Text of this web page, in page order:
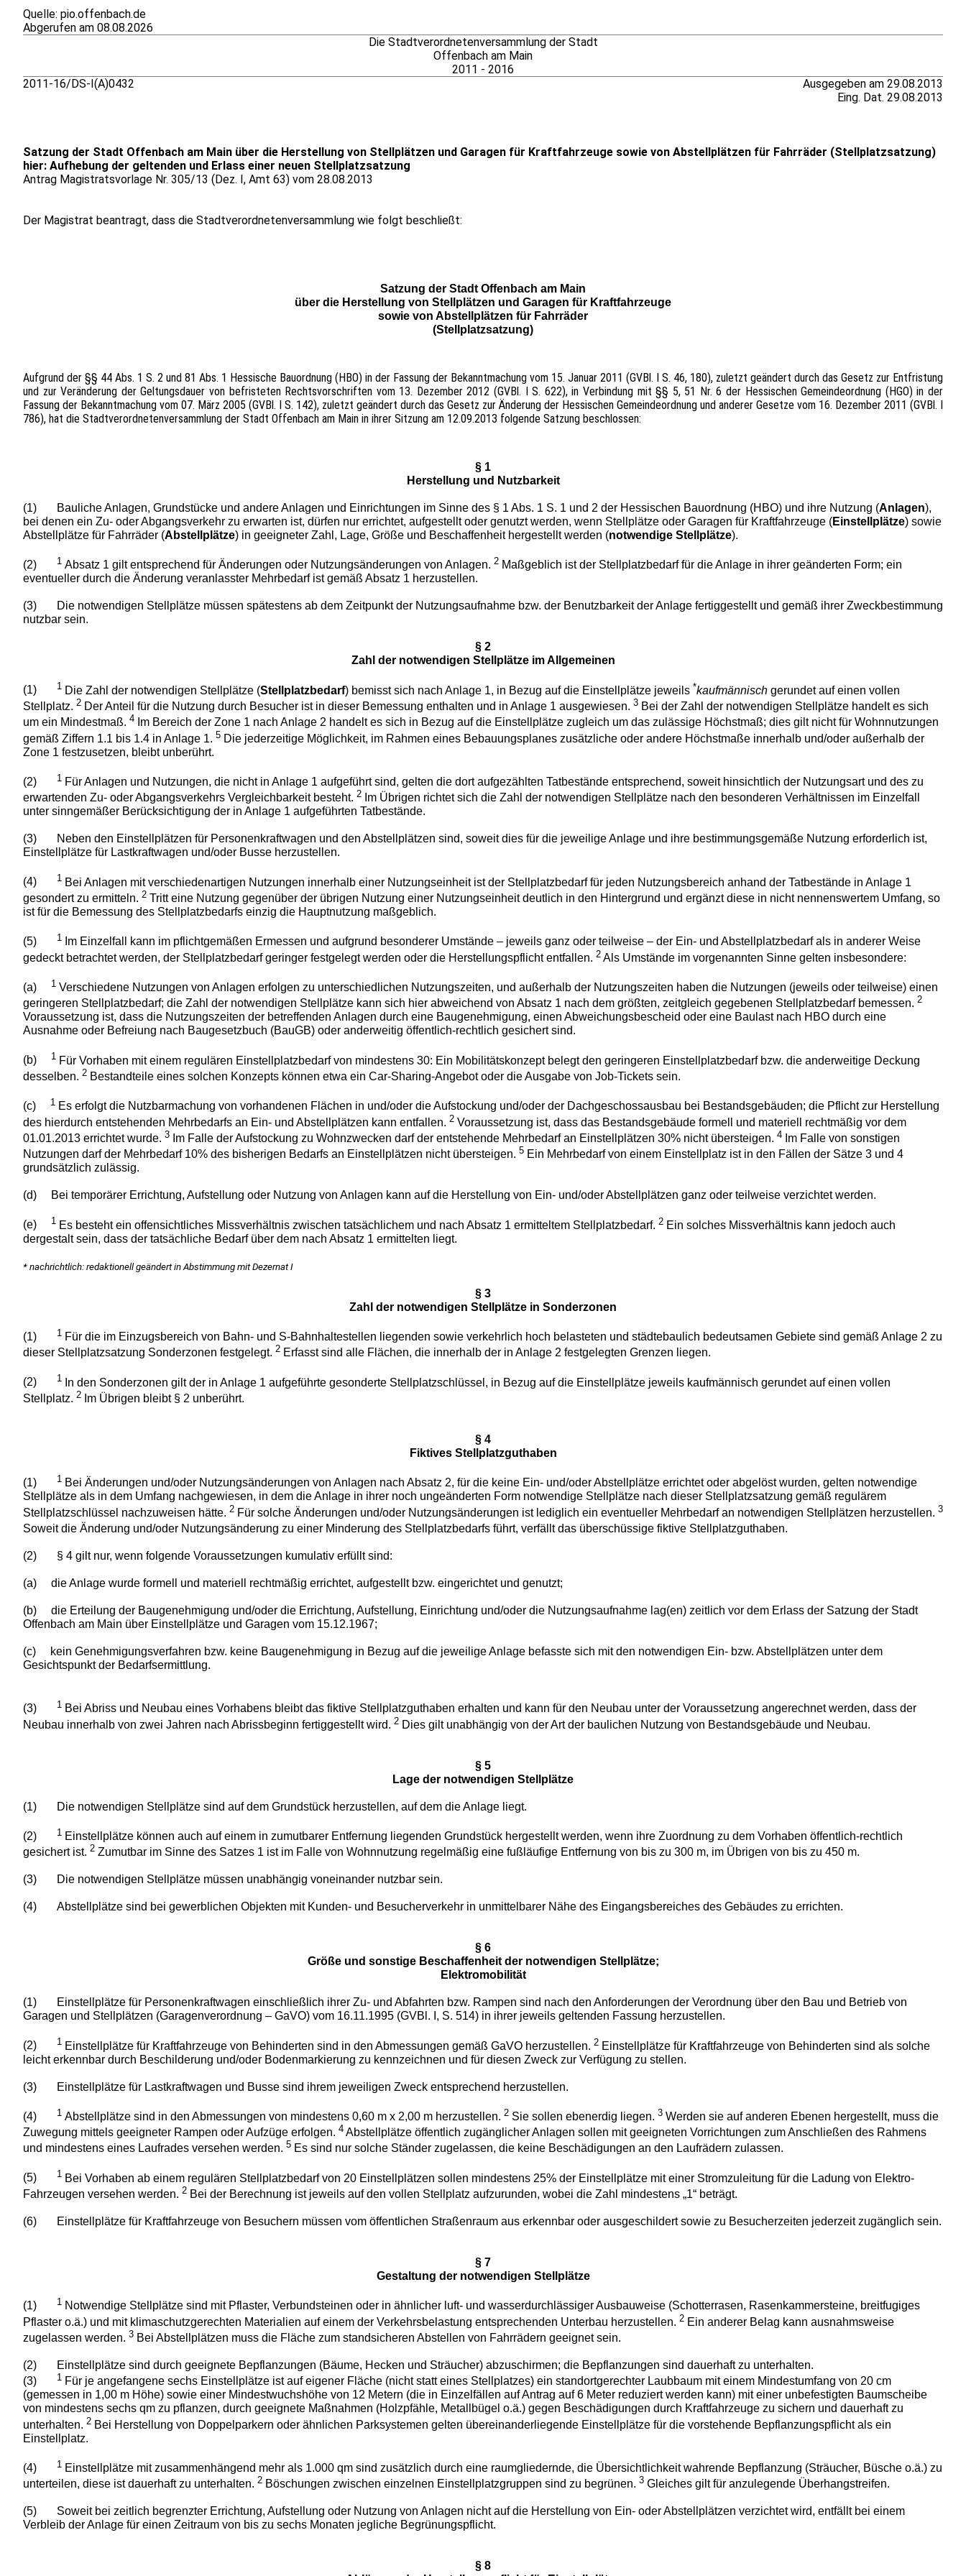
Quelle: pio.offenbach.de
Abgerufen am 08.08.2026
Die Stadtverordnetenversammlung der Stadt
Offenbach am Main
2011 - 2016
2011-16/DS-I(A)0432
Ausgegeben am 29.08.2013
Eing. Dat. 29.08.2013
Satzung der Stadt Offenbach am Main über die Herstellung von Stellplätzen und Garagen für Kraftfahrzeuge sowie von Abstellplätzen für Fahrräder (Stellplatzsatzung)
hier: Aufhebung der geltenden und Erlass einer neuen Stellplatzsatzung
Antrag Magistratsvorlage Nr. 305/13 (Dez. I, Amt 63) vom 28.08.2013
Der Magistrat beantragt, dass die Stadtverordnetenversammlung wie folgt beschließt:
Satzung der Stadt Offenbach am Main
über die Herstellung von Stellplätzen und Garagen für Kraftfahrzeuge
sowie von Abstellplätzen für Fahrräder
(Stellplatzsatzung)
Aufgrund der §§ 44 Abs. 1 S. 2 und 81 Abs. 1 Hessische Bauordnung (HBO) in der Fassung der Bekanntmachung vom 15. Januar 2011 (GVBl. I S. 46, 180), zuletzt geändert durch das Gesetz zur Entfristung
und zur Veränderung der Geltungsdauer von befristeten Rechtsvorschriften vom 13. Dezember 2012 (GVBl. I S. 622), in Verbindung mit §§ 5, 51 Nr. 6 der Hessischen Gemeindeordnung (HGO) in der
Fassung der Bekanntmachung vom 07. März 2005 (GVBl. I S. 142), zuletzt geändert durch das Gesetz zur Änderung der Hessischen Gemeindeordnung und anderer Gesetze vom 16. Dezember 2011 (GVBl. I
786), hat die Stadtverordnetenversammlung der Stadt Offenbach am Main in ihrer Sitzung am 12.09.2013 folgende Satzung beschlossen:
§ 1
Herstellung und Nutzbarkeit
(1) Bauliche Anlagen, Grundstücke und andere Anlagen und Einrichtungen im Sinne des § 1 Abs. 1 S. 1 und 2 der Hessischen Bauordnung (HBO) und ihre Nutzung (Anlagen),
bei denen ein Zu- oder Abgangsverkehr zu erwarten ist, dürfen nur errichtet, aufgestellt oder genutzt werden, wenn Stellplätze oder Garagen für Kraftfahrzeuge (Einstellplätze) sowie
Abstellplätze für Fahrräder (Abstellplätze) in geeigneter Zahl, Lage, Größe und Beschaffenheit hergestellt werden (notwendige Stellplätze).
(2) 1 Absatz 1 gilt entsprechend für Änderungen oder Nutzungsänderungen von Anlagen. 2 Maßgeblich ist der Stellplatzbedarf für die Anlage in ihrer geänderten Form; ein
eventueller durch die Änderung veranlasster Mehrbedarf ist gemäß Absatz 1 herzustellen.
(3)
Die notwendigen Stellplätze müssen spätestens ab dem Zeitpunkt der Nutzungsaufnahme bzw. der Benutzbarkeit der Anlage fertiggestellt und gemäß ihrer Zweckbestimmung
nutzbar sein.
§ 2
Zahl der notwendigen Stellplätze im Allgemeinen
(1) 1 Die Zahl der notwendigen Stellplätze (Stellplatzbedarf) bemisst sich nach Anlage 1, in Bezug auf die Einstellplätze jeweils *kaufmännisch gerundet auf einen vollen
Stellplatz. 2 Der Anteil für die Nutzung durch Besucher ist in dieser Bemessung enthalten und in Anlage 1 ausgewiesen. 3 Bei der Zahl der notwendigen Stellplätze handelt es sich
um ein Mindestmaß. 4 Im Bereich der Zone 1 nach Anlage 2 handelt es sich in Bezug auf die Einstellplätze zugleich um das zulässige Höchstmaß; dies gilt nicht für Wohnnutzungen
gemäß Ziffern 1.1 bis 1.4 in Anlage 1. 5 Die jederzeitige Möglichkeit, im Rahmen eines Bebauungsplanes zusätzliche oder andere Höchstmaße innerhalb und/oder außerhalb der
Zone 1 festzusetzen, bleibt unberührt.
(2) 1 Für Anlagen und Nutzungen, die nicht in Anlage 1 aufgeführt sind, gelten die dort aufgezählten Tatbestände entsprechend, soweit hinsichtlich der Nutzungsart und des zu
erwartenden Zu- oder Abgangsverkehrs Vergleichbarkeit besteht. 2 Im Übrigen richtet sich die Zahl der notwendigen Stellplätze nach den besonderen Verhältnissen im Einzelfall
unter sinngemäßer Berücksichtigung der in Anlage 1 aufgeführten Tatbestände.
(3)
Neben den Einstellplätzen für Personenkraftwagen und den Abstellplätzen sind, soweit dies für die jeweilige Anlage und ihre bestimmungsgemäße Nutzung erforderlich ist,
Einstellplätze für Lastkraftwagen und/oder Busse herzustellen.
(4) 1 Bei Anlagen mit verschiedenartigen Nutzungen innerhalb einer Nutzungseinheit ist der Stellplatzbedarf für jeden Nutzungsbereich anhand der Tatbestände in Anlage 1
gesondert zu ermitteln. 2 Tritt eine Nutzung gegenüber der übrigen Nutzung einer Nutzungseinheit deutlich in den Hintergrund und ergänzt diese in nicht nennenswertem Umfang, so
ist für die Bemessung des Stellplatzbedarfs einzig die Hauptnutzung maßgeblich.
(5) 1
Im Einzelfall kann im pflichtgemäßen Ermessen und aufgrund besonderer Umstände – jeweils ganz oder teilweise – der Ein- und Abstellplatzbedarf als in anderer Weise
gedeckt betrachtet werden, der Stellplatzbedarf geringer festgelegt werden oder die Herstellungspflicht entfallen. 2 Als Umstände im vorgenannten Sinne gelten insbesondere:
(a) 1 Verschiedene Nutzungen von Anlagen erfolgen zu unterschiedlichen Nutzungszeiten, und außerhalb der Nutzungszeiten haben die Nutzungen (jeweils oder teilweise) einen
geringeren Stellplatzbedarf; die Zahl der notwendigen Stellplätze kann sich hier abweichend von Absatz 1 nach dem größten, zeitgleich gegebenen Stellplatzbedarf bemessen. 2
Voraussetzung ist, dass die Nutzungszeiten der betreffenden Anlagen durch eine Baugenehmigung, einen Abweichungsbescheid oder eine Baulast nach HBO durch eine
Ausnahme oder Befreiung nach Baugesetzbuch (BauGB) oder anderweitig öffentlich-rechtlich gesichert sind.
(b) 1 Für Vorhaben mit einem regulären Einstellplatzbedarf von mindestens 30: Ein Mobilitätskonzept belegt den geringeren Einstellplatzbedarf bzw. die anderweitige Deckung
desselben. 2 Bestandteile eines solchen Konzepts können etwa ein Car-Sharing-Angebot oder die Ausgabe von Job-Tickets sein.
(c) 1 Es erfolgt die Nutzbarmachung von vorhandenen Flächen in und/oder die Aufstockung und/oder der Dachgeschossausbau bei Bestandsgebäuden; die Pflicht zur Herstellung
des hierdurch entstehenden Mehrbedarfs an Ein- und Abstellplätzen kann entfallen. 2 Voraussetzung ist, dass das Bestandsgebäude formell und materiell rechtmäßig vor dem
01.01.2013 errichtet wurde. 3 Im Falle der Aufstockung zu Wohnzwecken darf der entstehende Mehrbedarf an Einstellplätzen 30% nicht übersteigen. 4 Im Falle von sonstigen
Nutzungen darf der Mehrbedarf 10% des bisherigen Bedarfs an Einstellplätzen nicht übersteigen. 5 Ein Mehrbedarf von einem Einstellplatz ist in den Fällen der Sätze 3 und 4
grundsätzlich zulässig.
(d) Bei temporärer Errichtung, Aufstellung oder Nutzung von Anlagen kann auf die Herstellung von Ein- und/oder Abstellplätzen ganz oder teilweise verzichtet werden.
(e) 1 Es besteht ein offensichtliches Missverhältnis zwischen tatsächlichem und nach Absatz 1 ermitteltem Stellplatzbedarf. 2 Ein solches Missverhältnis kann jedoch auch
dergestalt sein, dass der tatsächliche Bedarf über dem nach Absatz 1 ermittelten liegt.
* nachrichtlich: redaktionell geändert in Abstimmung mit Dezernat I
§ 3
Zahl der notwendigen Stellplätze in Sonderzonen
(1) 1 Für die im Einzugsbereich von Bahn- und S-Bahnhaltestellen liegenden sowie verkehrlich hoch belasteten und städtebaulich bedeutsamen Gebiete sind gemäß Anlage 2 zu
dieser Stellplatzsatzung Sonderzonen festgelegt. 2 Erfasst sind alle Flächen, die innerhalb der in Anlage 2 festgelegten Grenzen liegen.
(2) 1 In den Sonderzonen gilt der in Anlage 1 aufgeführte gesonderte Stellplatzschlüssel, in Bezug auf die Einstellplätze jeweils kaufmännisch gerundet auf einen vollen
Stellplatz. 2 Im Übrigen bleibt § 2 unberührt.
§ 4
Fiktives Stellplatzguthaben
(1) 1 Bei Änderungen und/oder Nutzungsänderungen von Anlagen nach Absatz 2, für die keine Ein- und/oder Abstellplätze errichtet oder abgelöst wurden, gelten notwendige
Stellplätze als in dem Umfang nachgewiesen, in dem die Anlage in ihrer noch ungeänderten Form notwendige Stellplätze nach dieser Stellplatzsatzung gemäß regulärem
Stellplatzschlüssel nachzuweisen hätte. 2 Für solche Änderungen und/oder Nutzungsänderungen ist lediglich ein eventueller Mehrbedarf an notwendigen Stellplätzen herzustellen. 3
Soweitdie Änderung und/oder Nutzungsänderung zu einer Minderung des Stellplatzbedarfs führt, verfällt das überschüssige fiktive Stellplatzguthaben.
(2) § 4 gilt nur, wenn folgende Voraussetzungen kumulativ erfüllt sind:
(a) die Anlage wurde formell und materiell rechtmäßig errichtet, aufgestellt bzw. eingerichtet und genutzt;
(b)
die Erteilung der Baugenehmigung und/oder die Errichtung, Aufstellung, Einrichtung und/oder die Nutzungsaufnahme lag(en) zeitlich vor dem Erlass der Satzung der Stadt
Offenbach am Main über Einstellplätze und Garagen vom 15.12.1967;
(c)
kein Genehmigungsverfahren bzw. keine Baugenehmigung in Bezug auf die jeweilige Anlage befasste sich mit den notwendigen Ein- bzw. Abstellplätzen unter dem
Gesichtspunkt der Bedarfsermittlung.
(3) 1 Bei Abriss und Neubau eines Vorhabens bleibt das fiktive Stellplatzguthaben erhalten und kann für den Neubau unter der Voraussetzung angerechnet werden, dass der
Neubau innerhalb von zwei Jahren nach Abrissbeginn fertiggestellt wird. 2 Dies gilt unabhängig von der Art der baulichen Nutzung von Bestandsgebäude und Neubau.
§ 5
Lage der notwendigen Stellplätze
(1) Die notwendigen Stellplätze sind auf dem Grundstück herzustellen, auf dem die Anlage liegt.
(2) 1 Einstellplätze können auch auf einem in zumutbarer Entfernung liegenden Grundstück hergestellt werden, wenn ihre Zuordnung zu dem Vorhaben öffentlich-rechtlich
gesichert ist. 2 Zumutbar im Sinne des Satzes 1 ist im Falle von Wohnnutzung regelmäßig eine fußläufige Entfernung von bis zu 300 m, im Übrigen von bis zu 450 m.
(3) Die notwendigen Stellplätze müssen unabhängig voneinander nutzbar sein.
(4) Abstellplätze sind bei gewerblichen Objekten mit Kunden- und Besucherverkehr in unmittelbarer Nähe des Eingangsbereiches des Gebäudes zu errichten.
§ 6
Größe und sonstige Beschaffenheit der notwendigen Stellplätze;
Elektromobilität
(1)
Einstellplätze für Personenkraftwagen einschließlich ihrer Zu- und Abfahrten bzw. Rampen sind nach den Anforderungen der Verordnung über den Bau und Betrieb von
Garagen und Stellplätzen (Garagenverordnung – GaVO) vom 16.11.1995 (GVBl. I, S. 514) in ihrer jeweils geltenden Fassung herzustellen.
(2) 1 Einstellplätze für Kraftfahrzeuge von Behinderten sind in den Abmessungen gemäß GaVO herzustellen. 2 Einstellplätze für Kraftfahrzeuge von Behinderten sind als solche
leicht erkennbar durch Beschilderung und/oder Bodenmarkierung zu kennzeichnen und für diesen Zweck zur Verfügung zu stellen.
(3) Einstellplätze für Lastkraftwagen und Busse sind ihrem jeweiligen Zweck entsprechend herzustellen.
(4) 1 Abstellplätze sind in den Abmessungen von mindestens 0,60 m x 2,00 m herzustellen. 2 Sie sollen ebenerdig liegen. 3 Werden sie auf anderen Ebenen hergestellt, muss die
Zuwegung mittels geeigneter Rampen oder Aufzüge erfolgen. 4 Abstellplätze öffentlich zugänglicher Anlagen sollen mit geeigneten Vorrichtungen zum Anschließen des Rahmens
und mindestens eines Laufrades versehen werden. 5 Es sind nur solche Ständer zugelassen, die keine Beschädigungen an den Laufrädern zulassen.
(5) 1 Bei Vorhaben ab einem regulären Stellplatzbedarf von 20 Einstellplätzen sollen mindestens 25% der Einstellplätze mit einer Stromzuleitung für die Ladung von Elektro-
Fahrzeugen versehen werden. 2 Bei der Berechnung ist jeweils auf den vollen Stellplatz aufzurunden, wobei die Zahl mindestens „1“ beträgt.
(6) Einstellplätze für Kraftfahrzeuge von Besuchern müssen vom öffentlichen Straßenraum aus erkennbar oder ausgeschildert sowie zu Besucherzeiten jederzeit zugänglich sein.
§ 7
Gestaltung der notwendigen Stellplätze
(1) 1 Notwendige Stellplätze sind mit Pflaster, Verbundsteinen oder in ähnlicher luft- und wasserdurchlässiger Ausbauweise (Schotterrasen, Rasenkammersteine, breitfugiges
Pflaster o.ä.) und mit klimaschutzgerechten Materialien auf einem der Verkehrsbelastung entsprechenden Unterbau herzustellen. 2 Ein anderer Belag kann ausnahmsweise
zugelassen werden. 3 Bei Abstellplätzen muss die Fläche zum standsicheren Abstellen von Fahrrädern geeignet sein.
(2)
Einstellplätze sind durch geeignete Bepflanzungen (Bäume, Hecken und Sträucher) abzuschirmen; die Bepflanzungen sind dauerhaft zu unterhalten.
(3)
1 Für je angefangene sechs Einstellplätze ist auf eigener Fläche (nicht statt eines Stellplatzes) ein standortgerechter Laubbaum mit einem Mindestumfang von 20 cm
(gemessen in 1,00 m Höhe) sowie einer Mindestwuchshöhe von 12 Metern (die in Einzelfällen auf Antrag auf 6 Meter reduziert werden kann) mit einer unbefestigten Baumscheibe
von mindestens sechs qm zu pflanzen, durch geeignete Maßnahmen (Holzpfähle, Metallbügel o.ä.) gegen Beschädigungen durch Kraftfahrzeuge zu sichern und dauerhaft zu
unterhalten. 2 Bei Herstellung von Doppelparkern oder ähnlichen Parksystemen gelten übereinanderliegende Einstellplätze für die vorstehende Bepflanzungspflicht als ein
Einstellplatz.
(4) 1 Einstellplätze mit zusammenhängend mehr als 1.000 qm sind zusätzlich durch eine raumgliedernde, die Übersichtlichkeit wahrende Bepflanzung (Sträucher, Büsche o.ä.) zu
unterteilen, diese ist dauerhaft zu unterhalten. 2 Böschungen zwischen einzelnen Einstellplatzgruppen sind zu begrünen. 3 Gleiches gilt für anzulegende Überhangstreifen.
(5)
Soweit bei zeitlich begrenzter Errichtung, Aufstellung oder Nutzung von Anlagen nicht auf die Herstellung von Ein- oder Abstellplätzen verzichtet wird, entfällt bei einem
Verbleib der Anlage für einen Zeitraum von bis zu sechs Monaten jegliche Begrünungspflicht.
§ 8